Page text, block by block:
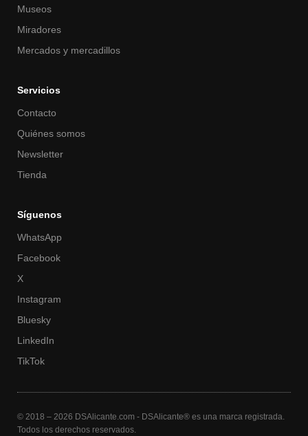
Museos
Miradores
Mercados y mercadillos
Servicios
Contacto
Quiénes somos
Newsletter
Tienda
Síguenos
WhatsApp
Facebook
X
Instagram
Bluesky
LinkedIn
TikTok
© 2018 – 2026 DSAlicante.com - DSAlicante® es una marca registrada.
Todos los derechos reservados.